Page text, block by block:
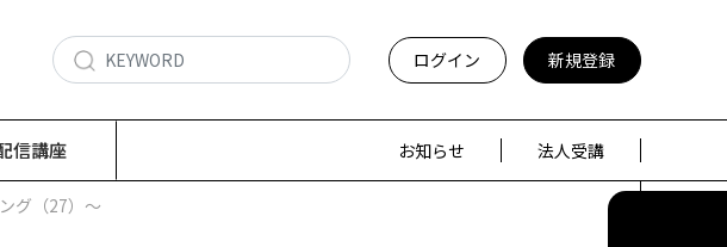
ログイン 新規登録
信講座 お知らせ 法人受講
グ（27）～